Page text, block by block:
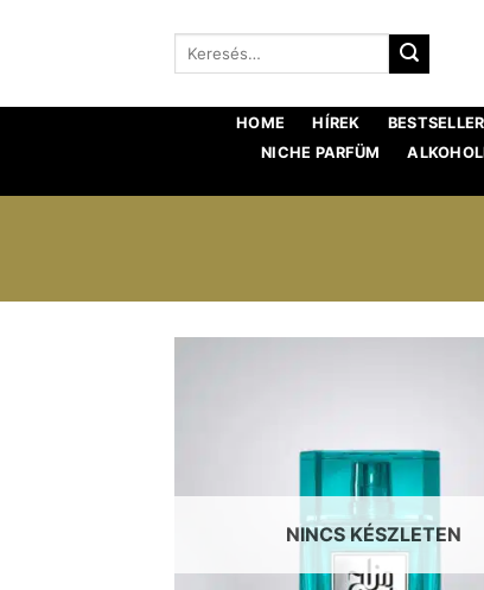
Keresés:
HOME HÍREK
NICHE PARFÜM
NINCS KÉSZLETEN